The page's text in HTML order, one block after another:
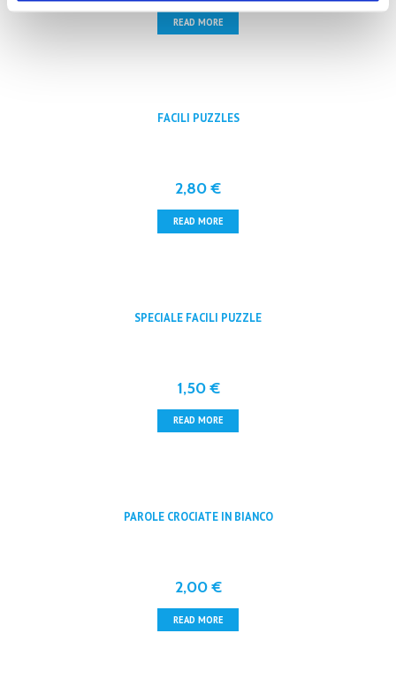
READ MORE
FACILI PUZZLES
2,80€
READ MORE
SPECIALE FACILI PUZZLE
1,50€
READ MORE
PAROLE CROCIATE IN BIANCO
2,00€
READ MORE